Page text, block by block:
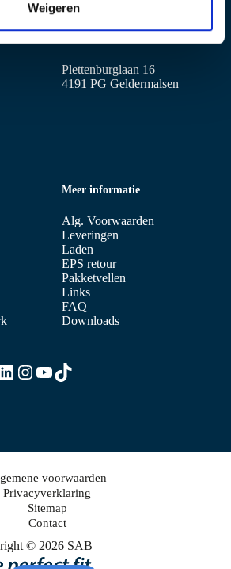
Weigeren
Meer informatie
Alg. Voorwaarden
Leveringen
Laden
EPS retour
Pakketvellen
Links
FAQ
Downloads
Plettenburglaan 16
4191 PG Geldermalsen
Instagram
YouTube
TikTok
© 2026 SAB
voorwaarden
Privacyverklaring
Sitemap
Contact